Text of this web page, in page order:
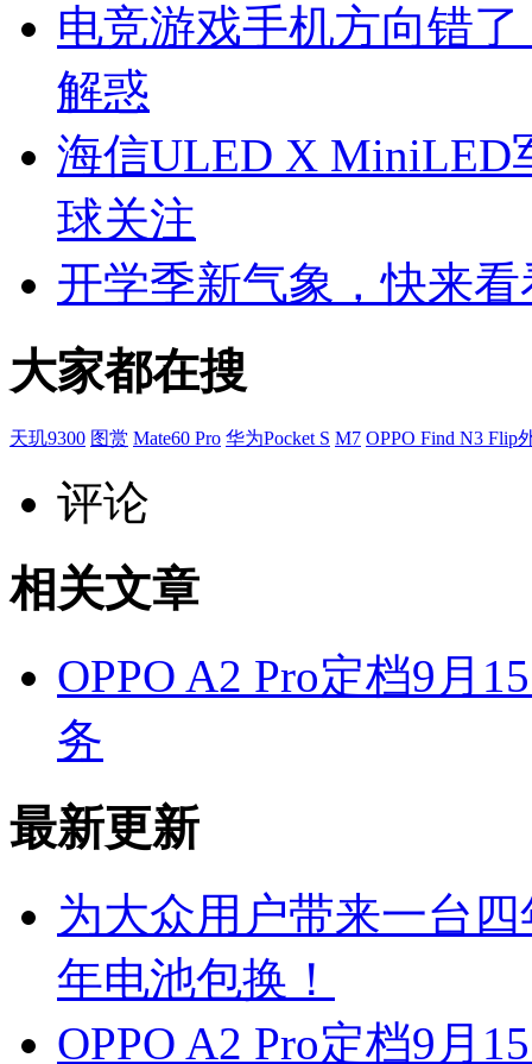
电竞游戏手机方向错
解惑
海信ULED X MiniLED
球关注
开学季新气象，快来
大家都在搜
天玑9300 图赏 Mate60 Pro 华为Pocket S M7 OPPO Find N3 Flip
评论
相关文章
OPPO A2 Pro定档9月
务
最新更新
为大众用户带来一台四
年电池包换！
OPPO A2 Pro定档9月